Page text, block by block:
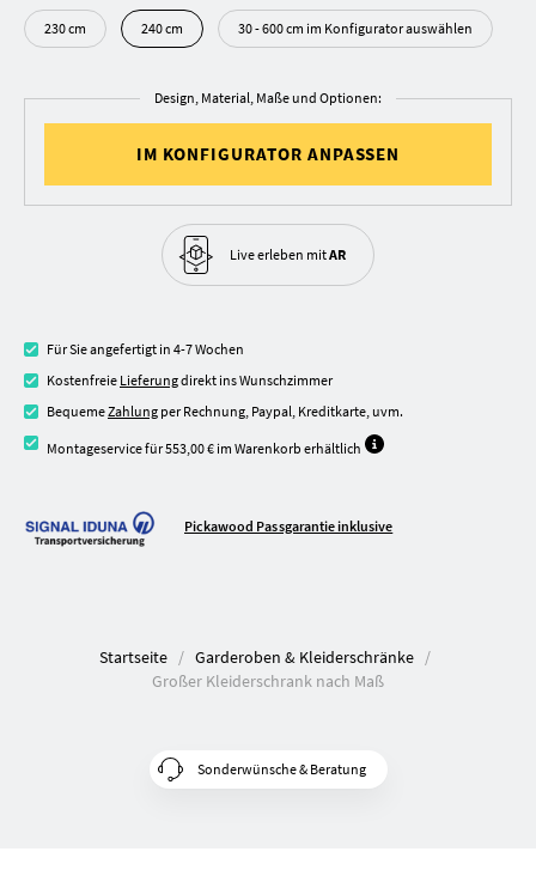
230 cm 240 cm 30 - 600 cm im Konfigurator auswählen
Design, Material, Maße und Optionen:
IM KONFIGURATOR ANPASSEN
Live erleben mitAR
Für Sie angefertigt in 4-7 Wochen
Kostenfreie Lieferungdirekt ins Wunschzimmer
BequemeZahlung per Rechnung, Paypal, Kreditkarte, uvm.
Montageservice für 553,00 € im Warenkorb erhältlich
Pickawood Passgarantie inklusive
Startseite
Garderoben & Kleiderschränke
Großer Kleiderschrank nach Maß
Sonderwünsche & Beratung